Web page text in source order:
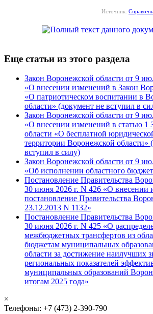
Источник:
Еще статьи из этого раздела
Закон Воронежской области от 9
«О внесении изменений в Закон
«О патриотическом воспитании в
области» (документ не вступил в
Закон Воронежской области от 9
«О внесении изменений в статью 1
области «О бесплатной
территории Воронежской области»
вступил в силу)
Закон Воронежской области от 9
«Об исполнении областного
Постановление Правительства
30 июня 2026 г. N 426 «О внесении
постановление Правительства
23.12.2013 N 1132»
Постановление Правительства
30 июня 2026 г. N 425 «О
межбюджетных трансфертов из
бюджетам муниципальных
области за достижение наилучших
региональных показателей
муниципальных образований
итогам 2025 года»
×
Телефоны: +7 (473) 2-390-790